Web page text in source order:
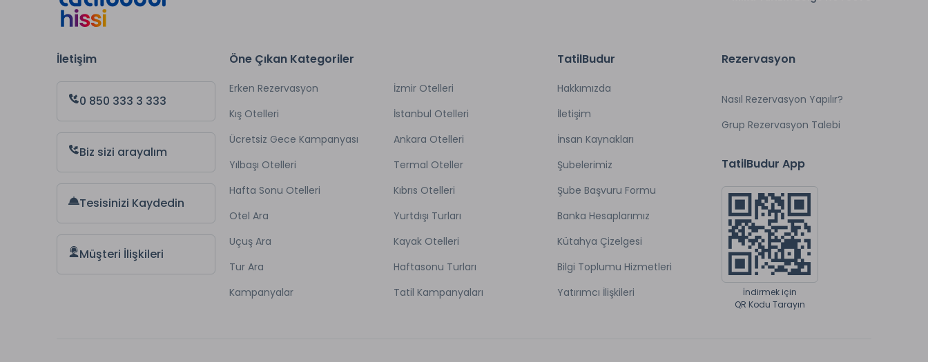
İletişim
0 850 333 3 333
Biz sizi arayalım
Tesisinizi Kaydedin
Müşteri İlişkileri
Öne Çıkan Kategoriler
Erken Rezervasyon
Kış Otelleri
Ücretsiz Gece Kampanyası
Yılbaşı Otelleri
Hafta Sonu Otelleri
Otel Ara
Uçuş Ara
Tur Ara
Kampanyalar
İzmir Otelleri
İstanbul Otelleri
Ankara Otelleri
Termal Oteller
Kıbrıs Otelleri
Yurtdışı Turları
Kayak Otelleri
Haftasonu Turları
Tatil Kampanyaları
TatilBudur
Hakkımızda
İletişim
İnsan Kaynakları
Şubelerimiz
Şube Başvuru Formu
Banka Hesaplarımız
Kütahya Çizelgesi
Bilgi Toplumu Hizmetleri
Yatırımcı İlişkileri
Rezervasyon
Nasıl Rezervasyon Yapılır?
Grup Rezervasyon Talebi
TatilBudur App
İndirmek için
QR Kodu Tarayın